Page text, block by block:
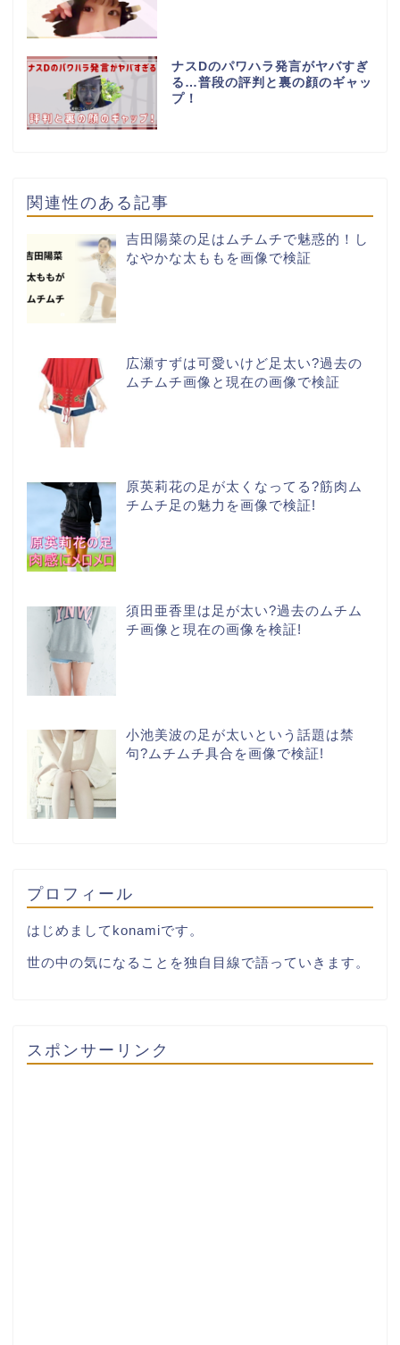
ナスDのパワハラ発言がヤバすぎ
る…普段の評判と裏の顔のギャッ
プ！
関連性のある記事
吉田陽菜の足はムチムチで魅惑的！し
なやかな太ももを画像で検証
広瀬すずは可愛いけど足太い?過去の
ムチムチ画像と現在の画像で検証
原英莉花の足が太くなってる?筋肉ム
チムチ足の魅力を画像で検証!
須田亜香里は足が太い?過去のムチム
チ画像と現在の画像を検証!
小池美波の足が太いという話題は禁
句?ムチムチ具合を画像で検証!
プロフィール
はじめましてkonamiです。
世の中の気になることを独自目線で語っていきます。
スポンサーリンク